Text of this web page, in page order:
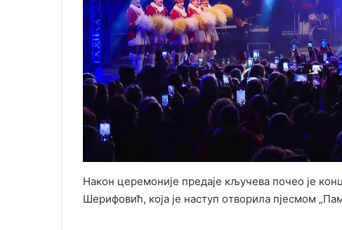
Након церемоније предаје кључева почео је
Шерифовић, која је наступ oтворила пјесмом